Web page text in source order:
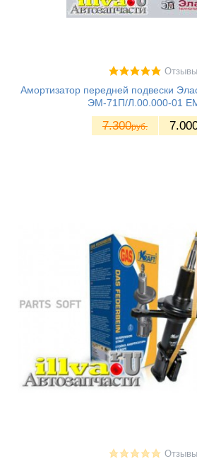
Амортизатор передней подвески
ЭМ-71П/Л.00.000-01
7.300руб.